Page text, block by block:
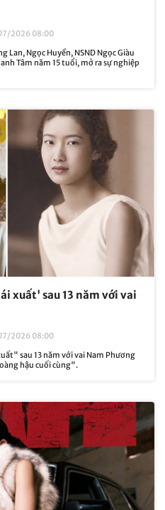
2026 08:00
Lan, Ngọc Huyền, NSND Ngọc Giàu
Tâm năm 15 tuổi, mở ra sự nghiệp
xuất' sau 13 năm với vai
2026 08:00
sau 13 năm với vai Nam Phương
hậu cuối cùng".